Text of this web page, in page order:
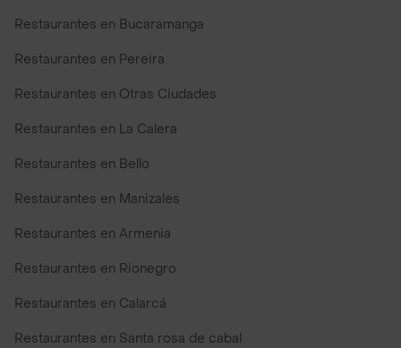
Restaurantes en Bucaramanga
Restaurantes en Pereira
Restaurantes en Otras Ciudades
Restaurantes en La Calera
Restaurantes en Bello
Restaurantes en Manizales
Restaurantes en Armenia
Restaurantes en Rionegro
Restaurantes en Calarcá
Restaurantes en Santa rosa de cabal